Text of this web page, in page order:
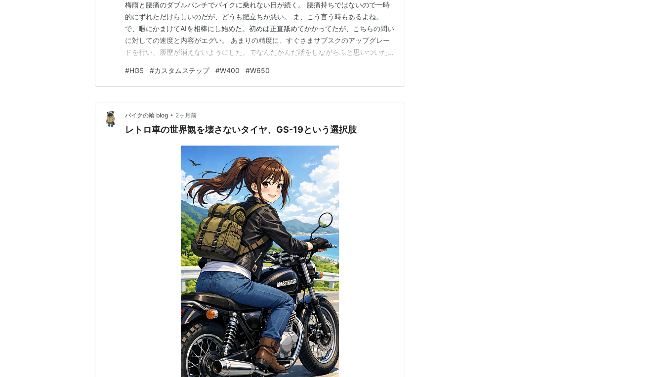
梅雨と腰痛のダブルパンチでバイクに乗れない日が続く。 腰痛持ちではないので一時
的にずれただけらしいのだが、どうも肥立ちが悪い。 ま、こう言う時もあるよね。
で、暇にかまけてAIを相棒にし始めた。初めは正直舐めてかかってたが、こちらの問い
に対しての速度と内容がエグい。 あまりの精度に、すぐさまサブスクのアップグレー
ドを行い、履歴が消えないようにした。でなんだかんだ話をしながらふと思いついた。
ーキ操作などが不要の時、ステップに土踏まずは乗せず、つま先だけちょこんと乗せと
く感じ。なんでこれが楽なのかはわかんないけど、気がつ…
#HGS #カスタムステップ #W400 #W650
バイクの輪 blog • 2ヶ月前
レトロ車の世界観を壊さないタイヤ、GS-19という選択肢